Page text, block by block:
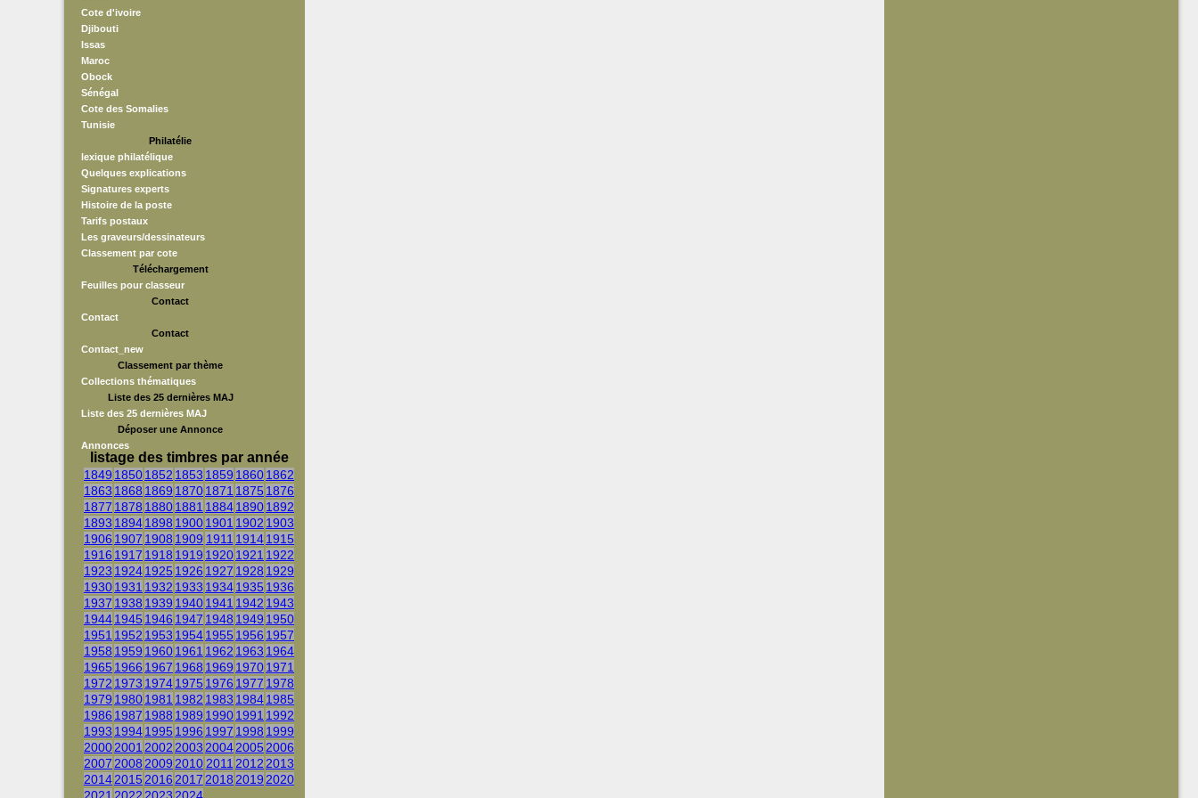
Cote d'ivoire
Djibouti
Issas
Maroc
Obock
Sénégal
Cote des Somalies
Tunisie
Philatélie
lexique philatélique
Quelques explications
Signatures experts
Histoire de la poste
Tarifs postaux
Les graveurs/dessinateurs
Classement par cote
Téléchargement
Feuilles pour classeur
Contact
Contact
Contact
Contact_new
Classement par thème
Collections thématiques
Liste des 25 dernières MAJ
Liste des 25 dernières MAJ
Déposer une Annonce
Annonces
listage des timbres par année
1849 18501852 1853 1859 18601862
1863 1868 1869 18701871 1875 1876
1877 1878 18801881 188418901892
1893 18941898 19001901 1902 1903
1906 1907 1908 1909 1911 19141915
1916 1917 1918 1919 19201921 1922
1923 19241925 1926 1927 1928 1929
19301931 1932 1933 19341935 1936
1937 1938 1939 19401941 1942 1943
19441945 1946 1947 1948 1949 1950
1951 1952 1953 19541955 1956 1957
1958 1959 19601961 1962 1963 1964
1965 1966 1967 1968 1969 19701971
1972 1973 19741975 1976 1977 1978
1979 19801981 1982 1983 19841985
1986 1987 1988 1989 19901991 1992
1993 19941995 1996 1997 1998 1999
20002001 2002 2003 20042005 2006
2007 2008 2009 2010 2011 2012 2013
20142015 2016 2017 2018 2019 2020